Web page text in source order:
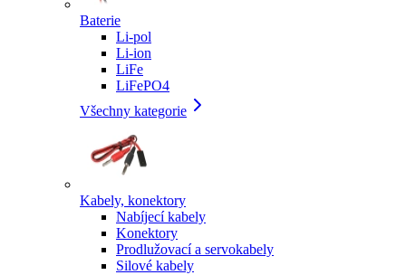
Baterie
Li-pol
Li-ion
LiFe
LiFePO4
Všechny kategorie
Kabely, konektory
Nabíjecí kabely
Konektory
Prodlužovací a servokabely
Silové kabely